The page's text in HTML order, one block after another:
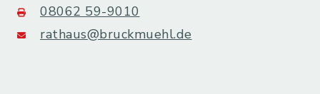
08062 59-9010
rathaus@bruckmuehl.de